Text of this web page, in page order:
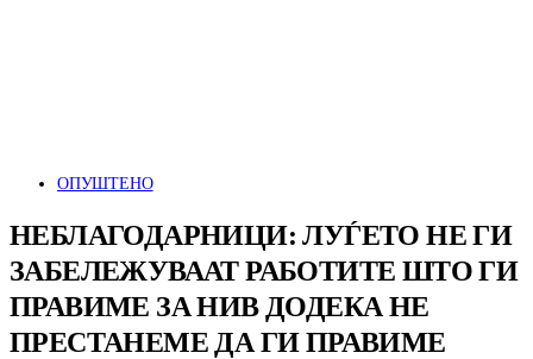
ОПУШТЕНО
НЕБЛАГОДАРНИЦИ: ЛУЃЕТО НЕ ГИ
ЗАБЕЛЕЖУВААТ РАБОТИТЕ ШТО ГИ
ПРАВИМЕ ЗА НИВ ДОДЕКА НЕ
ПРЕСТАНЕМЕ ДА ГИ ПРАВИМЕ